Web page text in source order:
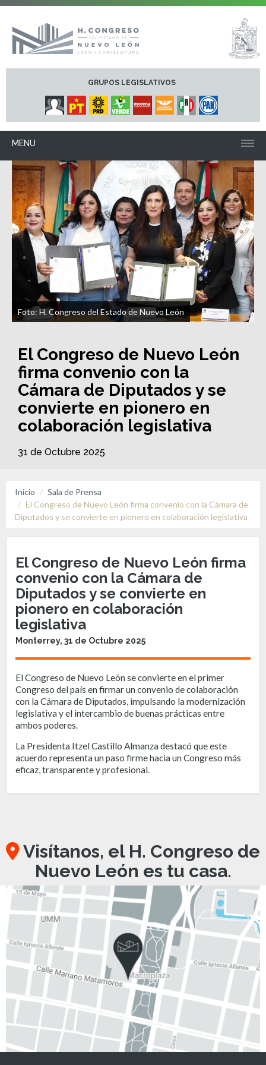
GRUPOS LEGISLATIVOS
MENU
Foto: H. Congreso del Estado de Nuevo León
El Congreso de Nuevo León
firma convenio con la
Cámara de Diputados y se
convierte en pionero en
colaboración legislativa
31 de Octubre 2025
Inicio
Sala de Prensa
El Congreso de Nuevo León firma convenio con la Cámara de
Diputados y se convierte en pionero en colaboración legislativa
El Congreso de Nuevo León firma
convenio con la Cámara de
Diputados y se convierte en
pionero en colaboración
legislativa
Monterrey, 31 de Octubre 2025
El Congreso de Nuevo León se convierte en el primer
Congreso del país en firmar un convenio de colaboración
con la Cámara de Diputados, impulsando la modernización
legislativa y el intercambio de buenas prácticas entre
ambos poderes.
La Presidenta Itzel Castillo Almanza destacó que este
acuerdo representa un paso firme hacia un Congreso más
eficaz, transparente y profesional.
Visítanos, el H. Congreso de
Nuevo León es tu casa.